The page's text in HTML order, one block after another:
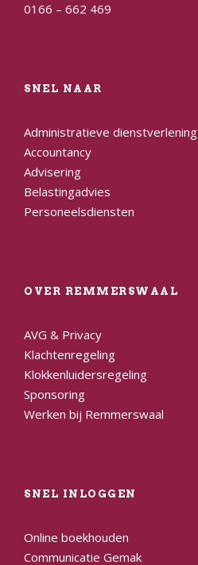
0166 – 662 469
SNEL NAAR
Administratieve dienstverlening
Accountancy
Advisering
Belastingadvies
Personeelsdiensten
OVER REMMERSWAAL
AVG & Privacy
Klachtenregeling
Klokkenluidersregeling
Sponsoring
Werken bij Remmerswaal
SNEL INLOGGEN
Online boekhouden
Communicatie Gemak